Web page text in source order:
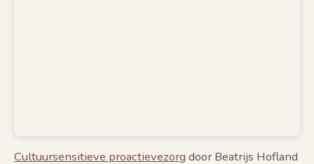
Cultuursensitieve proactievezorg door Beatrijs Hofland